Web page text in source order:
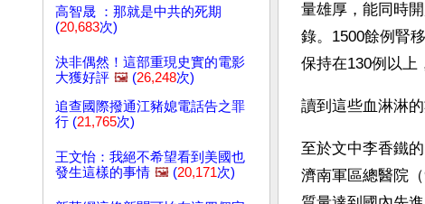
高智晟 ：那就是中共的死期
(20,683次)
決非偶然！這部重現史實的電影
大獲好評 🖼️ (26,248次)
追查國際撥通江豬媳電話告之罪
行 (21,765次)
王文怡：我絕不希望看到美國也
發生這樣的事情 🖼️ (20,171次)
量雄厚，能同時
錄。1500餘例腎
保持在130例以上
讀到這些血淋淋
至於文中李香鐵
濟南軍區總醫院